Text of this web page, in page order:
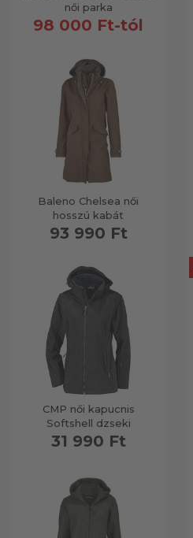
női parka
98 000 Ft-tól
Baleno Chelsea női
hosszú kabát
93 990 Ft
CMP női kapucnis
Softshell dzseki
31 990 Ft